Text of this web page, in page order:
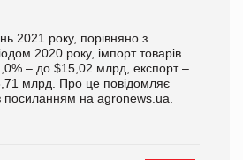
2021 року, порівняно з
2020 року, імпорт товарів
– до $15,02 млрд, експорт –
млрд. Про це повідомляє
посиланням на аgronews.ua.